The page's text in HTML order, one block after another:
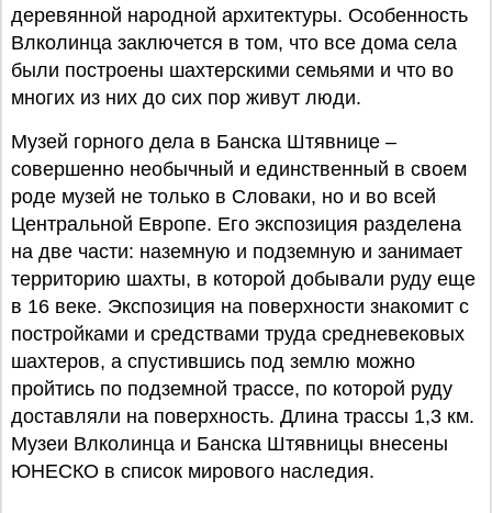
деревянной народной архитектуры. Особенность
Влколинца заключется в том, что все дома села
были построены шахтерскими семьями и что во
многих из них до сих пор живут люди.
Музей горного дела в Банска Штявнице –
совершенно необычный и единственный в своем
роде музей не только в Словаки, но и во всей
Центральной Европе. Его экспозиция разделена
на две части: наземную и подземную и занимает
территорию шахты, в которой добывали руду еще
в 16 веке. Экспозиция на поверхности знакомит с
постройками и средствами труда средневековых
шахтеров, а спустившись под землю можно
пройтись по подземной трассе, по которой руду
доставляли на поверхность. Длина трассы 1,3 км.
Музеи Влколинца и Банска Штявницы внесены
ЮНЕСКО в список мирового наследия.